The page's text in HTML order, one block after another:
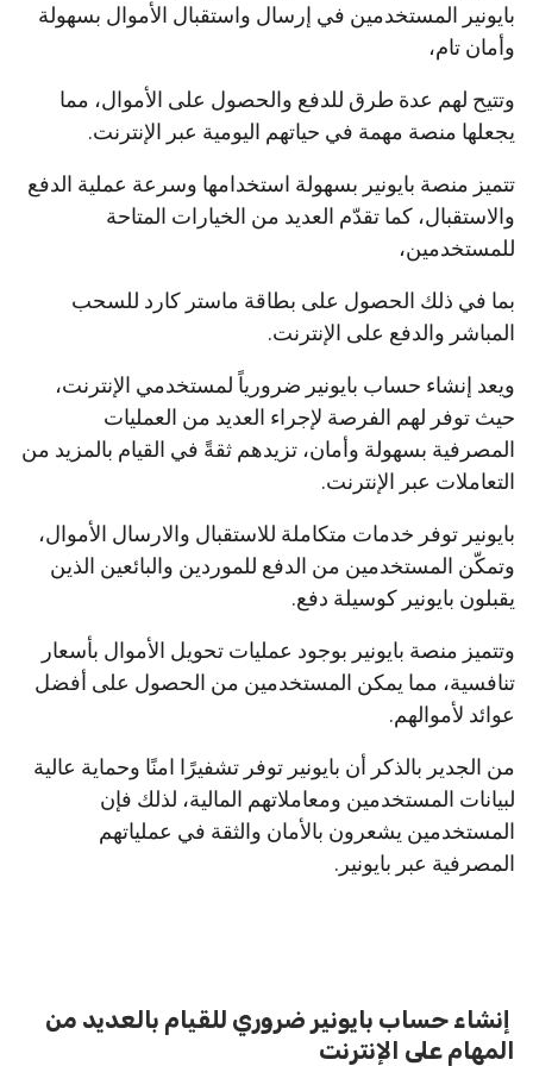
بايونير المستخدمين في إرسال واستقبال الأموال بسهولة
وأمان تام،
وتتيح لهم عدة طرق للدفع والحصول على الأموال، مما
يجعلها منصة مهمة في حياتهم اليومية عبر الإنترنت.
تتميز منصة بايونير بسهولة استخدامها وسرعة عملية الدفع
والاستقبال، كما تقدّم العديد من الخيارات المتاحة
للمستخدمين،
بما في ذلك الحصول على بطاقة ماستر كارد للسحب
المباشر والدفع على الإنترنت.
ويعد إنشاء حساب بايونير ضرورياً لمستخدمي الإنترنت،
حيث توفر لهم الفرصة لإجراء العديد من العمليات
المصرفية بسهولة وأمان، تزيدهم ثقةً في القيام بالمزيد من
التعاملات عبر الإنترنت.
بايونير توفر خدمات متكاملة للاستقبال والارسال الأموال،
وتمكّن المستخدمين من الدفع للموردين والبائعين الذين
يقبلون بايونير كوسيلة دفع.
وتتميز منصة بايونير بوجود عمليات تحويل الأموال بأسعار
تنافسية، مما يمكن المستخدمين من الحصول على أفضل
عوائد لأموالهم.
من الجدير بالذكر أن بايونير توفر تشفيرًا امنًا وحماية عالية
لبيانات المستخدمين ومعاملاتهم المالية، لذلك فإن
المستخدمين يشعرون بالأمان والثقة في عملياتهم
المصرفية عبر بايونير.
إنشاء حساب بايونير ضروري للقيام بالعديد من
المهام على الإنترنت